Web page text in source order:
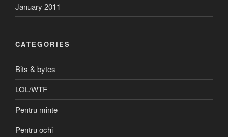
January 2011
CATEGORIES
Bits & bytes
LOL/WTF
Pentru minte
Pentru ochi